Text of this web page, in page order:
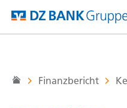
zum
Inhalt
Finanzbericht